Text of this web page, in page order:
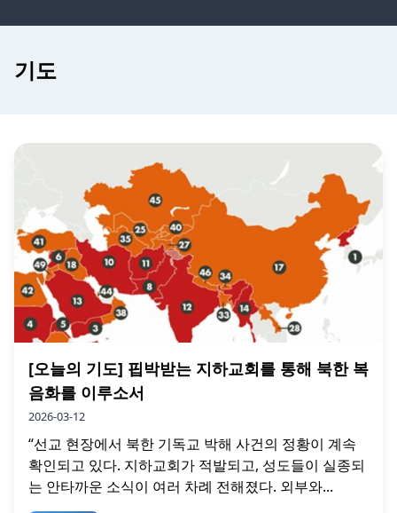
기도
[오늘의 기도] 핍박받는 지하교회를 통해 북한 복
음화를 이루소서
2026-03-12
“선교 현장에서 북한 기독교 박해 사건의 정황이 계속
확인되고 있다. 지하교회가 적발되고, 성도들이 실종되
는 안타까운 소식이 여러 차례 전해졌다. 외부와...